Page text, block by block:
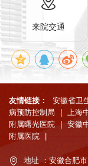
来院交通
友情链接： 安徽省卫
病预防控制局
上海
附属曙光医院
安徽
附属医院
地址 ：安徽合肥